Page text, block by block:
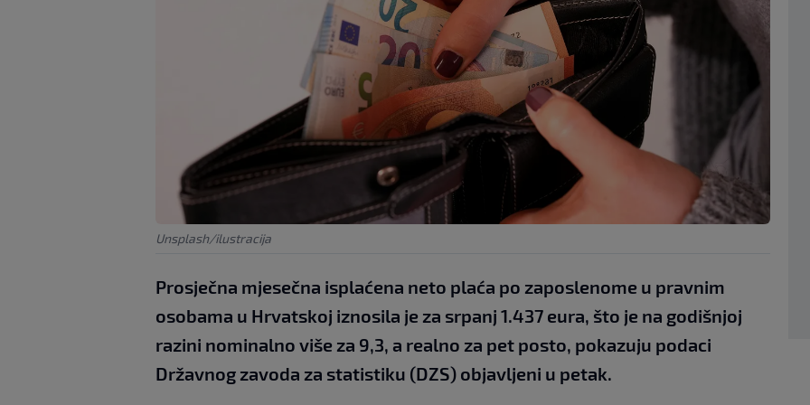
Unsplash/ilustracija
Prosječna mjesečna isplaćena neto plaća po zaposlenome u pravnim
osobama u Hrvatskoj iznosila je za srpanj 1.437 eura, što je na godišnjoj
razini nominalno više za 9,3, a realno za pet posto, pokazuju podaci
Državnog zavoda za statistiku (DZS) objavljeni u petak.